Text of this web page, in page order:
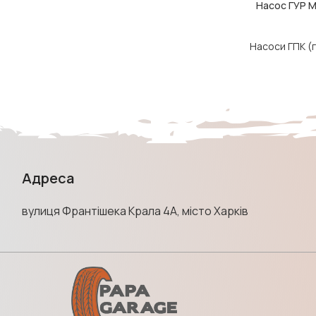
ДОДАТИ В
Насос ГУР
Насоси ГПК
Адреса
вулиця Франтішека Крала 4А, місто Харків